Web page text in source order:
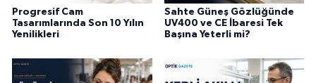
Progresif Cam
Tasarımlarında Son 10 Yılın
Yenilikleri
Sahte Güneş Gözlüğünde
UV400 ve CE İbaresi Tek
Başına Yeterli mi?